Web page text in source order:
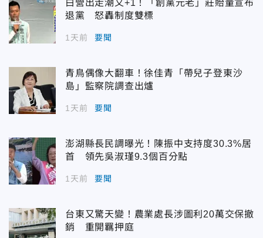
白營出走潮又+1！「創黨元老」莊貽量宣布
退黨 怒轟制度雙標
1天前 要聞
青鳥偶像大翻車！徐佳青「帶兒子登東沙
島」監察院調查出爐
1天前 要聞
澎湖縣長民調曝光！陳振中支持度30.3%居
首 領先吳淑瑾9.3個百分點
1天前 要聞
台東又驚天變！農業處長涉圖利20萬交保撤
銷 重開羈押庭